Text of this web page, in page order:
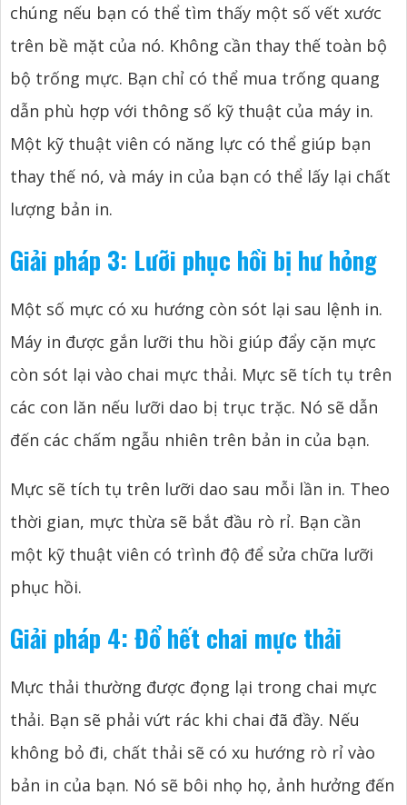
chúng nếu bạn có thể tìm thấy một số vết xước
trên bề mặt của nó. Không cần thay thế toàn bộ
bộ trống mực. Bạn chỉ có thể mua trống quang
dẫn phù hợp với thông số kỹ thuật của máy in.
Một kỹ thuật viên có năng lực có thể giúp bạn
thay thế nó, và máy in của bạn có thể lấy lại chất
lượng bản in.
Giải pháp 3: Lưỡi phục hồi bị hư hỏng
Một số mực có xu hướng còn sót lại sau lệnh in.
Máy in được gắn lưỡi thu hồi giúp đẩy cặn mực
còn sót lại vào chai mực thải. Mực sẽ tích tụ trên
các con lăn nếu lưỡi dao bị trục trặc. Nó sẽ dẫn
đến các chấm ngẫu nhiên trên bản in của bạn.
Mực sẽ tích tụ trên lưỡi dao sau mỗi lần in. Theo
thời gian, mực thừa sẽ bắt đầu rò rỉ. Bạn cần
một kỹ thuật viên có trình độ để sửa chữa lưỡi
phục hồi.
Giải pháp 4: Đổ hết chai mực thải
Mực thải thường được đọng lại trong chai mực
thải. Bạn sẽ phải vứt rác khi chai đã đầy. Nếu
không bỏ đi, chất thải sẽ có xu hướng rò rỉ vào
bản in của bạn. Nó sẽ bôi nhọ họ, ảnh hưởng đến